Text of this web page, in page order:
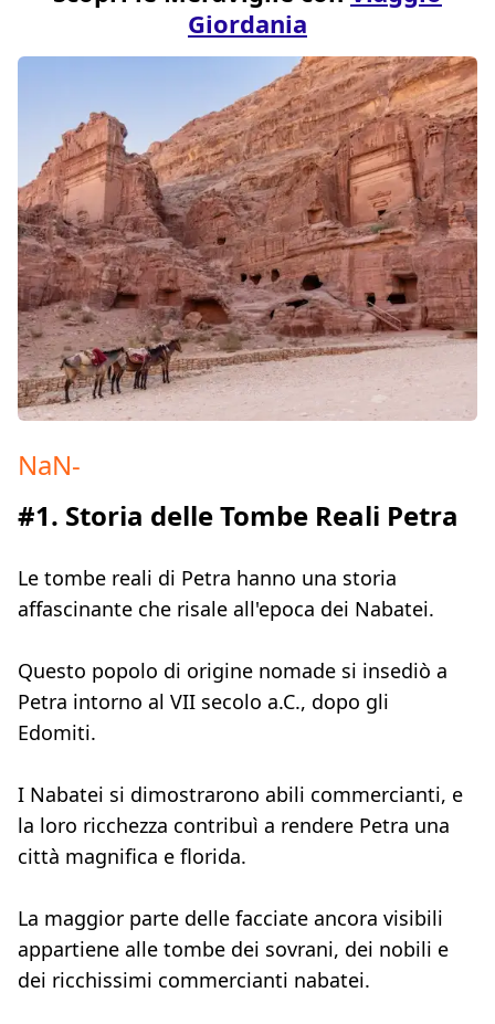
Giordania
NaN-
#1. Storia delle Tombe Reali Petra
Le tombe reali di Petra hanno una storia
affascinante che risale all'epoca dei Nabatei.
Questo popolo di origine nomade si insediò a
Petra intorno al VII secolo a.C., dopo gli
Edomiti.
I Nabatei si dimostrarono abili commercianti, e
la loro ricchezza contribuì a rendere Petra una
città magnifica e florida.
La maggior parte delle facciate ancora visibili
appartiene alle tombe dei sovrani, dei nobili e
dei ricchissimi commercianti nabatei.